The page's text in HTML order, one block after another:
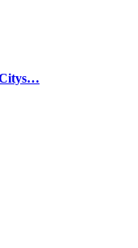
Citys…